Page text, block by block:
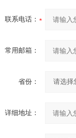
联系电话：
常用邮箱：
省份：
详细地址：